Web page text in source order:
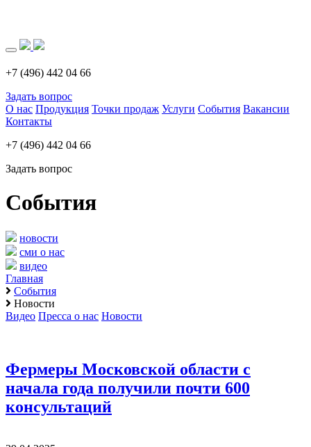
+7 (496) 442 04 66
Задать вопрос
О нас Продукция Точки продаж Услуги События Вакансии
Контакты
+7 (496) 442 04 66
Задать вопрос
События
новости
сми о нас
видео
Главная
События
Новости
Видео Пресса о нас Новости
Фермеры Московской области с
начала года получили почти 600
консультаций